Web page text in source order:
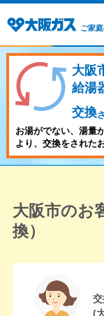
ご家
大阪
給湯
交換
お湯がでない、湯量
より、交換をされた
大阪市のお
換）
交
(